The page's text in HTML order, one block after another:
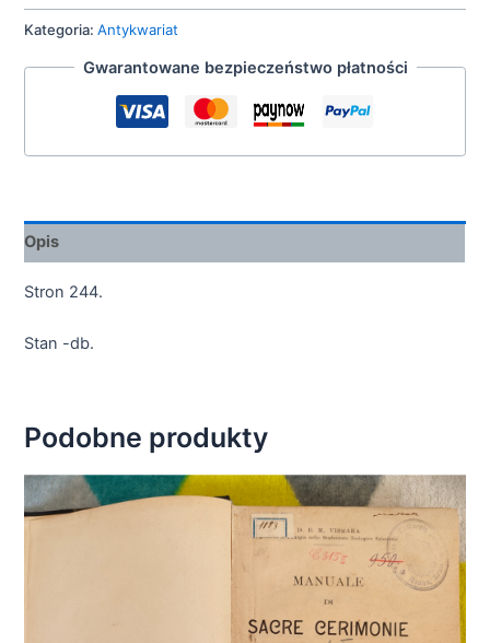
Kategoria:Antykwariat
Gwarantowane bezpieczeństwo płatności
Opis
Stron 244.
Stan -db.
Podobne produkty